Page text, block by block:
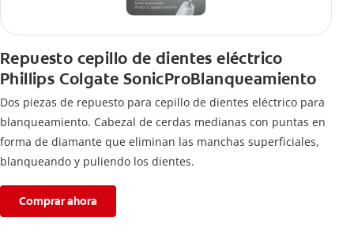
Repuesto cepillo de dientes eléctrico
Phillips Colgate SonicProBlanqueamiento
Dos piezas de repuesto para cepillo de dientes eléctrico para
blanqueamiento. Cabezal de cerdas medianas con puntas en
forma de diamante que eliminan las manchas superficiales,
blanqueando y puliendo los dientes.
Comprar ahora